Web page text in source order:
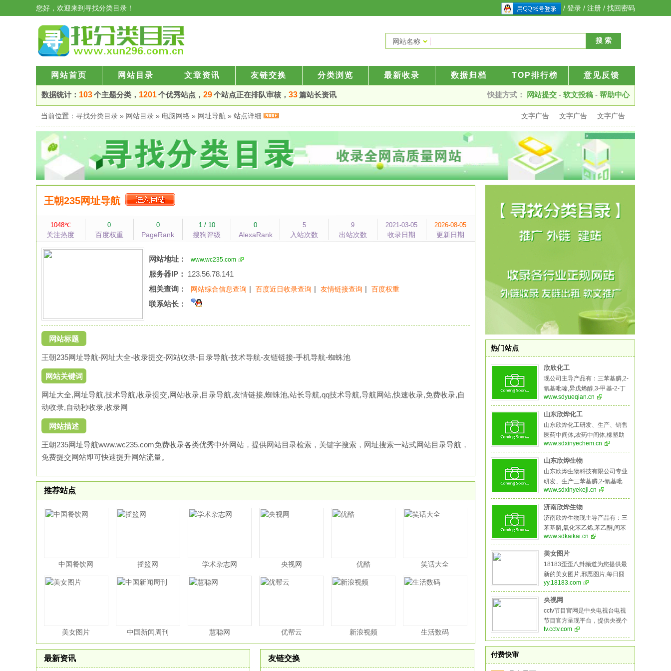
您好，欢迎来到寻找分类目录！ / 登录 / 注册 / 找回密码
网站名称
网站首页 网站目录 文章资讯 友链交换 分类浏览 最新收录 数据归档 TOP排行榜 意见反馈
数据统计： 103个主题分类， 1201个优秀站点， 29个站点正在排队审核， 33篇站长资讯 快捷方式： 网站提交 - 软文投稿 - 帮助中心
文字广告 文字广告 文字广告
当前位置： 寻找分类目录 » 网站目录 » 电脑网络 » 网址导航 » 站点详细
王朝235网址导航
1048℃
关注热度
0
百度权重
0
PageRank
1 / 10
搜狗评级
0
AlexaRank
5
入站次数
9
出站次数
2021-03-05
收录日期
2026-08-05
更新日期
网站地址： www.wc235.com
服务器IP：
123.56.78.141
相关查询：
网站综合信息查询 | 百度近日收录查询 | 友情链接查询 | 百度权重
联系站长：
网站标题
王朝235网址导航-网址大全-收录提交-网站收录-目录导航-技术导航-友链链接-手机导航-蜘蛛池
网站关键词
网址大全,网址导航,技术导航,收录提交,网站收录,目录导航,友情链接,蜘蛛池,站长导航,qq技术导航,导航网站,快速收录,免费收录,自
动收录,自动秒收录,收录网
网站描述
王朝235网址导航www.wc235.com免费收录各类优秀中外网站，提供网站目录检索，关键字搜索，网址搜索一站式网站目录导航，
免费提交网站即可快速提升网站流量。
推荐站点
中国餐饮网 摇篮网 学术杂志网 央视网 优酷 笑话大全
美女图片 中国新闻周刊 慧聪网 优帮云 新浪视频 生活数码
最新资讯 友链交换
热门站点
欣欣化工
现公司主导产品有：三苯基膦,2-
氰基吡嗪,异戊烯醇,3-甲基-2-丁
烯醇,异佛尔酮,二溴海因,无水叔
醛，5-溴-2-氨基苯甲酸,氧化苯
乙烯,苯乙酮,间苯二甲醚,二甲基
硫醚,异戊烯醛,异戊烯醇,环戊酮,
丙二腈,偶氮二异丁腈,叔丁醇医
药中间体,酚醛树脂等系列产品。
www.sdyueqian.cn
山东欣烨化工
山东欣烨化工研发、生产、销售
医药中间体,农药中间体,橡塑助
剂,阻燃剂,酚醛树脂等系列产品,
www.sdxinyechem.cn
山东欣烨生物
山东欣烨生物科技有限公司专业
研发、生产三苯基膦,2-氰基吡
嗪,氧化苯乙烯,苯乙酮,间苯二甲
烯醛,异戊烯醇,环戊酮,丙二腈,偶
氮二异丁腈,叔丁醇,医药中间
体、农药中间体，阻燃剂,酚醛树
产，销售于一体的综合性化工企
业。
www.sdxinyekeji.cn
济南欣烨生物
济南欣烨生物现主导产品有：三
苯基膦,氧化苯乙烯,苯乙酮,间苯
二甲醚,2-氰基吡嗪,二甲基硫醚,
腈,偶氮二异丁腈,叔丁醇医药中
间体,酚醛树脂,生物制药系列，
医药中间体，化学溶剂系列，阻
燃剂系列，化学试剂系列，颜料
燃料系列，橡胶塑料系列，酚醛
树脂等系列产品
www.sdkaikai.cn
美女图片
18183歪歪八卦频道为您提供最
新的美女图片,邪恶图片,每日囧
图大全，18183歪歪八卦频道让
yy.18183.com
央视网
cctv节目官网是中央电视台电视
节目官方呈现平台，提供央视个
频道的直播、点播、节目预告等
服务，集纳央视所有栏目、电
tv.cctv.com
付费快审